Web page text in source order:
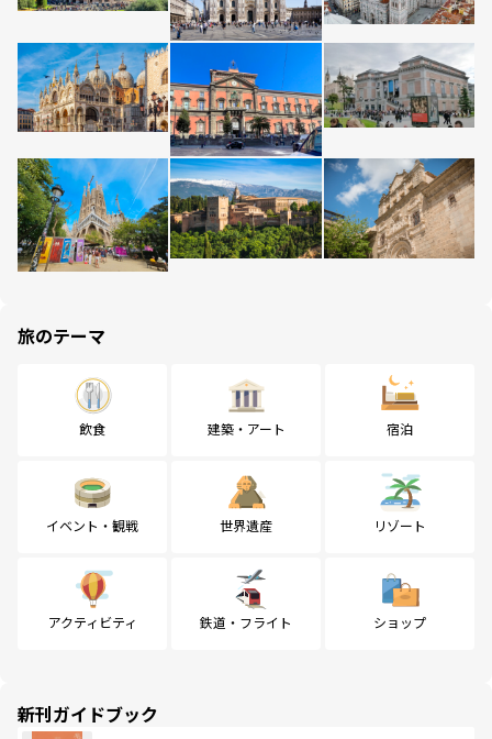
旅のテーマ
飲食 建築・アート 宿泊
イベント・観戦 世界遺産 リゾート
アクティビティ 鉄道・フライト ショップ
新刊ガイドブック